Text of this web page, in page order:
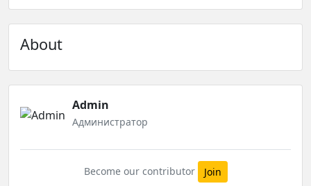
About
Admin
Администратор
Become our contributor Join